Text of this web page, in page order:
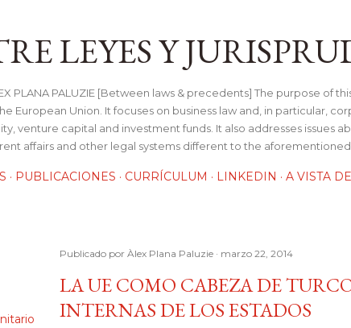
LEYES Y
PLANA PALUZIE [Between laws & precedents] The purpose of
European Union. It focuses on business law and, in particular,
venture capital and investment funds. It also addresses issues
affairs and other legal systems different to the aforementioned.
PUBLICACIONES CURRÍCULUM LINKEDIN A VISTA
Publicado por Àlex Plana Paluzie marzo 22, 2014
LA UE COMO CABEZA DE
INTERNAS DE LOS ESTADOS